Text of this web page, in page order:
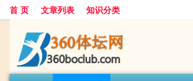
首 页 文章列表 知识分类